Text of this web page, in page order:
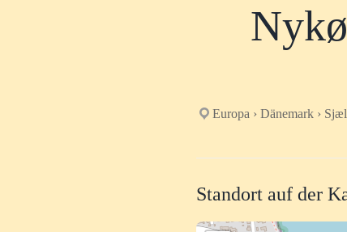
Europa › Dänemark ›
Standort auf der